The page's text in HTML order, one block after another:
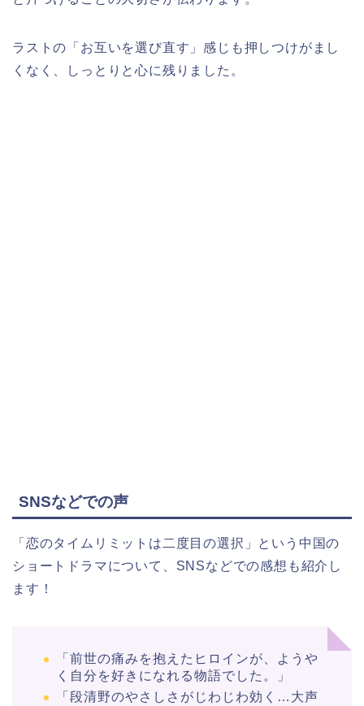
ラストの「お互いを選び直す」感じも押しつけがまし
くなく、しっとりと心に残りました。​
SNSなどでの声
「恋のタイムリミットは二度目の選択」という中国の
ショートドラマについて、SNSなどでの感想も紹介し
ます！
「前世の痛みを抱えたヒロインが、ようや
く自分を好きになれる物語でした。」​
「段清野のやさしさがじわじわ効く…大声